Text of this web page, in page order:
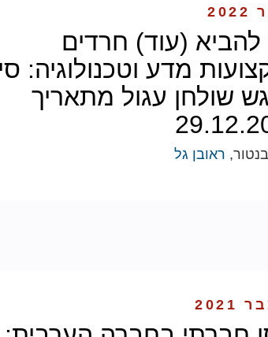
להביא (עוד) חרדים
מדע וטכנולוגיה:
שולחן עגול מתאריך
ראובן גל